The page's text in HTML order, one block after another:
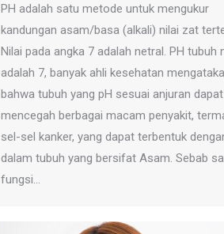
PH adalah satu metode untuk mengukur
kandungan asam/basa (alkali) nilai zat
Nilai pada angka 7 adalah netral. PH tubuh
adalah 7, banyak ahli kesehatan
bahwa tubuh yang pH sesuai anjuran dapat
mencegah berbagai macam penyakit,
sel-sel kanker, yang dapat terbentuk
dalam tubuh yang bersifat Asam. Sebab
fungsi…